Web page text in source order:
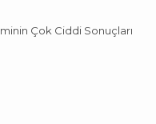
Çok Ciddi Sonuçları